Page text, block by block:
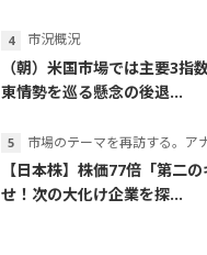
市況概況
（朝）米国市場では主要3
東情勢を巡る懸念の後退...
市場のテーマを再訪する。アナリスト
【日本株】株価77倍「第二
せ！次の大化け企業を探...